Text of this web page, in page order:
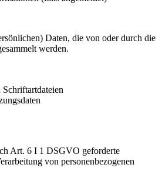
Daten, die von oder durch die
werden.
Art. 6 I 1 DSGVO geforderte
von personenbezogenen